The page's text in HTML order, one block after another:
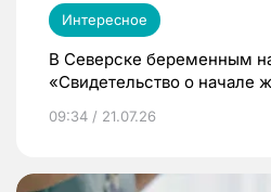
Интересное
В Северске беременным
«Свидетельство о начале
09:34 / 21.07.26